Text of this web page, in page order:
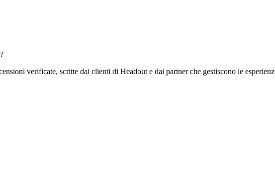
verificate, scritte dai clienti di Headout e dai partner che gestiscono le